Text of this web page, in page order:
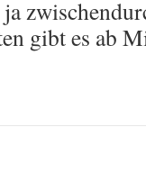
gibt es ab